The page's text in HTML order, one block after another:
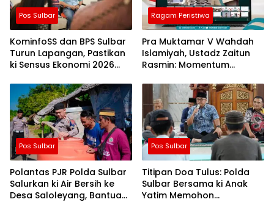
Pos Sulbar
KominfoSS dan BPS Sulbar
Turun Lapangan, Pastikan
ki Sensus Ekonomi 2026
Akurat
Ragam Peristiwa
Pra Muktamar V Wahdah
Islamiyah, Ustadz Zaitun
Rasmin: Momentum
Evaluasi Perjalanan
Dakwah
Pos Sulbar
Polantas PJR Polda Sulbar
Salurkan ki Air Bersih ke
Desa Saloleyang, Bantuan
Pos Sulbar
Titipan Doa Tulus: Polda
Sulbar Bersama ki Anak
Yatim Memohon